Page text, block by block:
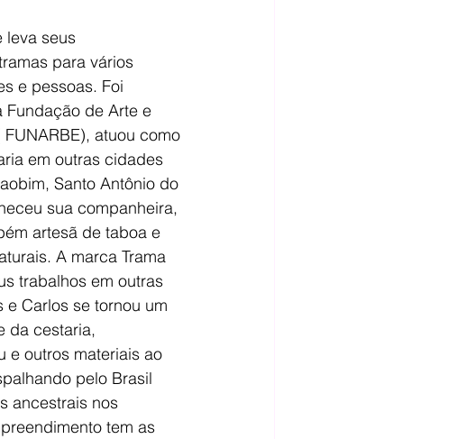
leva seus
para vários
e pessoas. Foi
Fundação de Arte e
atuou como
em outras cidades
Santo Antônio do
sua companheira,
artesã de taboa e
A marca Trama
trabalhos em outras
Carlos se tornou um
da cestaria,
e outros materiais ao
pelo Brasil
ancestrais nos
tem as